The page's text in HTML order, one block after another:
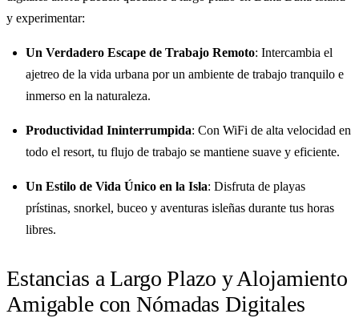
y experimentar:
Un Verdadero Escape de Trabajo Remoto: Intercambia el
ajetreo de la vida urbana por un ambiente de trabajo tranquilo e
inmerso en la naturaleza.
Productividad Ininterrumpida: Con WiFi de alta velocidad en
todo el resort, tu flujo de trabajo se mantiene suave y eficiente.
Un Estilo de Vida Único en la Isla: Disfruta de playas
prístinas, snorkel, buceo y aventuras isleñas durante tus horas
libres.
Estancias a Largo Plazo y Alojamiento
Amigable con Nómadas Digitales